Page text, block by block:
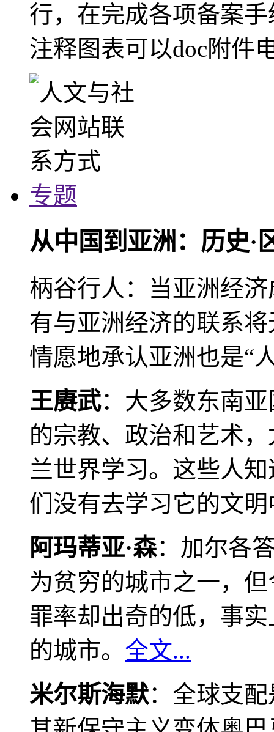
行，在完成各项备案
注释图表可以doc附件
专题
从中国到亚洲：历史·
柄谷行人：当亚洲经
有与亚洲经济的联系
情愿地承认亚洲也是“
王赓武：大多数东南
的宗教、政治和艺术
兰世界学习。这些人
们没有去学习它的文
阿玛蒂亚·森：加尔各
为贫穷的城市之一，
罪率却出奇的低，事
的城市。 全文...
米尔斯海默：全球支